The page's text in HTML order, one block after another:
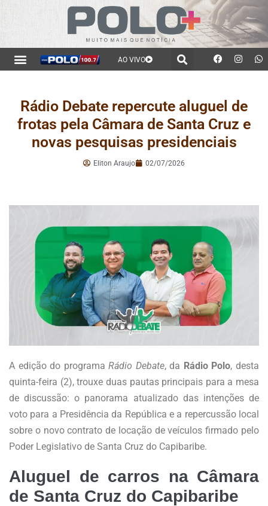
AO VIVO
Rádio Debate repercute aluguel de
frotas pela Câmara de Santa Cruz e
novas pesquisas presidenciais
Eliton Araujo 02/07/2026
A edição do programaRádio Debate, da Rádio Polo, desta
quinta-feira (2), trouxe duas pautas principais para a mesa
de discussão: o panorama atualizado das intenções de
voto para a Presidência da República e a repercussão local
sobre o novo contrato de locação de veículos firmado pelo
Poder Legislativo de Santa Cruz do Capibaribe.
Aluguel de carros na Câmara
de Santa Cruz do Capibaribe